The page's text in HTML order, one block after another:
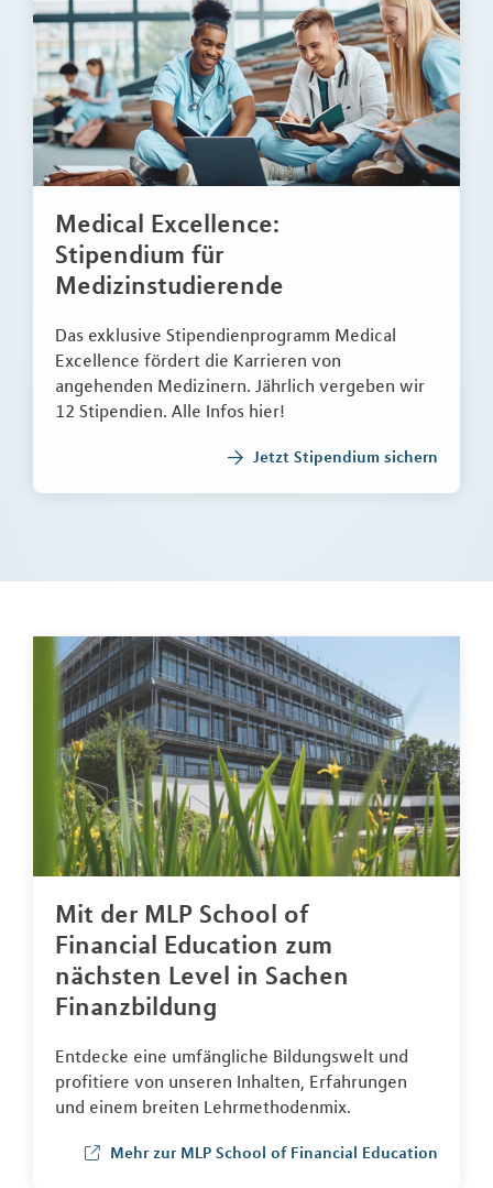
Medical Excellence:
Stipendium für
Medizinstudierende
Das exklusive Stipendienprogramm Medical
Excellence fördert die Karrieren von
angehenden Medizinern. Jährlich vergeben wir
12 Stipendien. Alle Infos hier!
Jetzt Stipendium sichern
Mit der MLP School of
Financial Education zum
nächsten Level in Sachen
Finanzbildung
Entdecke eine umfängliche Bildungswelt und
profitiere von unseren Inhalten, Erfahrungen
und einem breiten Lehrmethodenmix.
Mehr zur MLP School of Financial Education